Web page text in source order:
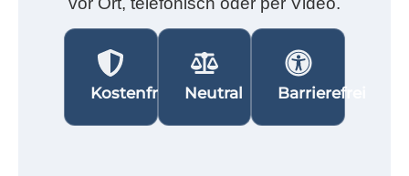
Kostenfrei Neutral Barrierefrei